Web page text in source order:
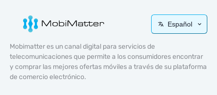
Español
Mobimatter es un canal digital para servicios de
telecomunicaciones que permite a los consumidores encontrar
y comprar las mejores ofertas móviles a través de su plataforma
de comercio electrónico.